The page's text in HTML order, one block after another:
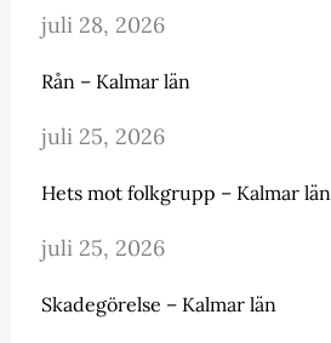
juli 28, 2026
Rån – Kalmar län
juli 25, 2026
Hets mot folkgrupp – Kalmar län
juli 25, 2026
Skadegörelse – Kalmar län